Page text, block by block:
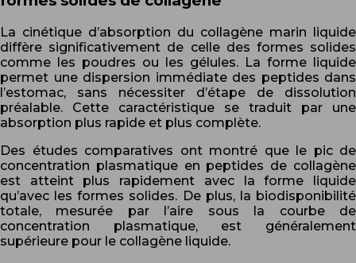
La cinétique d’absorption du collagène marin liquide
diffère significativement de celle des formes solides
comme les poudres ou les gélules. La forme liquide
permet une dispersion immédiate des peptides dans
l’estomac, sans nécessiter d’étape de dissolution
préalable. Cette caractéristique se traduit par une
absorption plus rapide et plus complète.
Des études comparatives ont montré que le pic de
concentration plasmatique en peptides de collagène
est atteint plus rapidement avec la forme liquide
qu’avec les formes solides. De plus, la biodisponibilité
totale, mesurée par l’aire sous la courbe de
concentration plasmatique, est généralement
supérieure pour le collagène liquide.